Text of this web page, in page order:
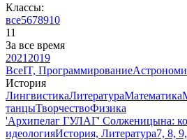
Классы:
все5678910
11
За все время
2021 2019
ВсеIT, Программирование
История
ЛингвистикаЛитератураМатематика
танцыТворчествоФизика
'Архипелаг ГУЛАГ' Солженицына:
идеологияИстория, Литература7, 8,